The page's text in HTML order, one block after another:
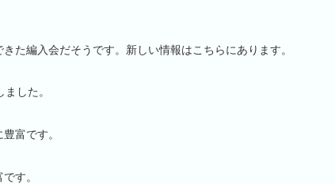
た編入会だそうです。新しい情報はこちらにあります。
した。
富です。
す。